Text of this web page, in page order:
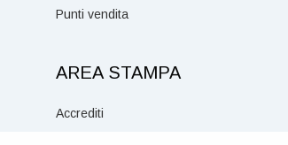
Punti vendita
AREA STAMPA
Accrediti